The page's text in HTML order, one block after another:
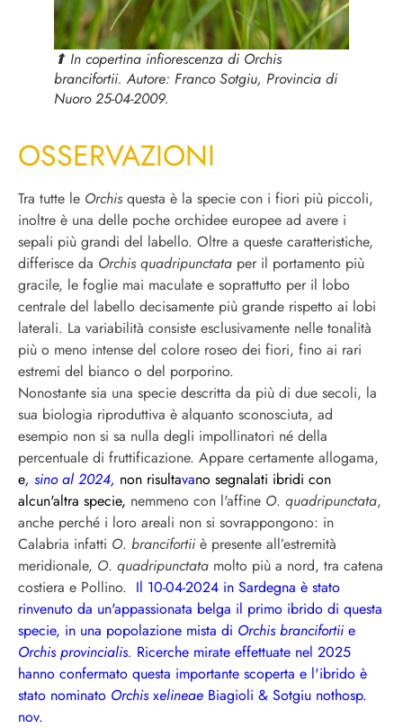
⬆︎ In copertina infiorescenza di Orchis
brancifortii. Autore: Franco Sotgiu, Provincia di
Nuoro 25-04-2009.
OSSERVAZIONI
Tra tutte le Orchis questa è la specie con i fiori più piccoli,
inoltre è una delle poche orchidee europee ad avere i
sepali più grandi del labello. Oltre a queste caratteristiche,
differisce da Orchis quadripunctata per il portamento più
gracile, le foglie mai maculate e soprattutto per il lobo
centrale del labello decisamente più grande rispetto ai lobi
laterali. La variabilità consiste esclusivamente nelle tonalità
più o meno intense del colore roseo dei fiori, fino ai rari
estremi del bianco o del porporino.
Nonostante sia una specie descritta da più di due secoli, la
sua biologia riproduttiva è alquanto sconosciuta, ad
esempio non si sa nulla degli impollinatori né della
percentuale di fruttificazione. Appare certamente allogama,
e, sino al 2024, non risultavano segnalati ibridi con
alcun'altra specie, nemmeno con l'affine O. quadripunctata,
anche perché i loro areali non si sovrappongono: in
Calabria infatti O. brancifortiiè presente all’estremità
meridionale, O. quadripunctata molto più a nord, tra catena
costiera e Pollino. Il 10-04-2024 in Sardegna è stato
rinvenuto da un'appassionata belga il primo ibrido di questa
specie, in una popolazione mista di Orchis brancifortiie
Orchis provincialis. Ricerche mirate effettuate nel 2025
hanno confermato questa importante scoperta e l'ibrido è
stato nominato Orchisxelineae Biagioli & Sotgiu nothosp.
nov.